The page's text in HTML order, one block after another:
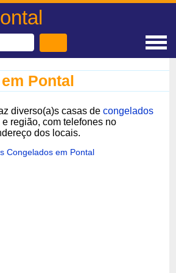
Pontal
diverso(a)s casas decongelados
e região, com telefones no
dos locais.
Congelados em Pontal